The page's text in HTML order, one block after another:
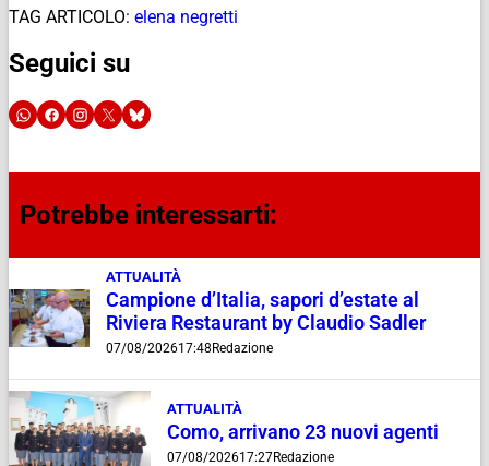
TAG ARTICOLO: elena negretti
Seguici su
Potrebbe interessarti:
ATTUALITÀ
Campione d’Italia, sapori d’estate al
Riviera Restaurant by Claudio Sadler
07/08/202617:48 Redazione
ATTUALITÀ
Como, arrivano 23 nuovi agenti
07/08/202617:27Redazione